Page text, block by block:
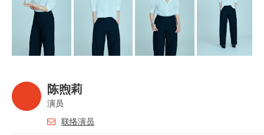
陈煦莉
演员
联络演员